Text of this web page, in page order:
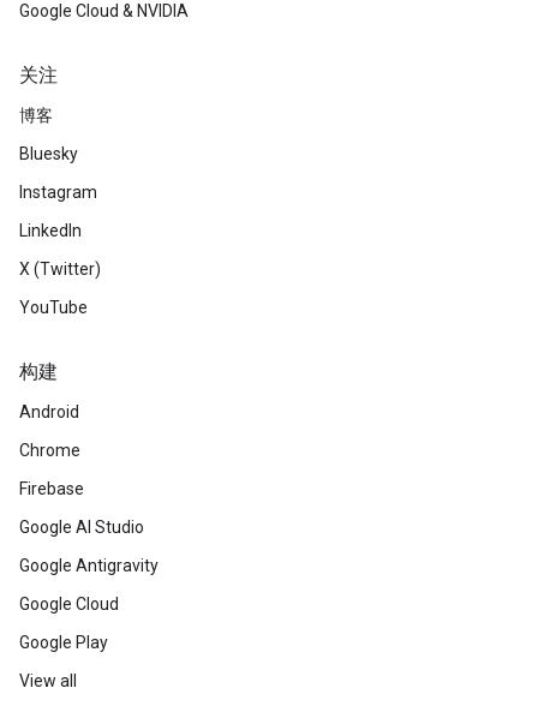
Google Cloud & NVIDIA
关注
博客
Bluesky
Instagram
LinkedIn
X (Twitter)
YouTube
构建
Android
Chrome
Firebase
Google AI Studio
Google Antigravity
Google Cloud
Google Play
View all